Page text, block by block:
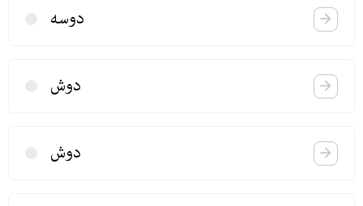
دوسه
دوش
دوش